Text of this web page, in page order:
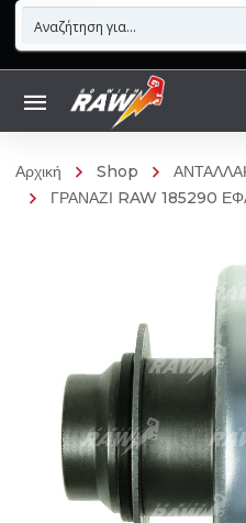
Αρχική Shop
ΓΡΑΝΑΖΙ RAW 185290